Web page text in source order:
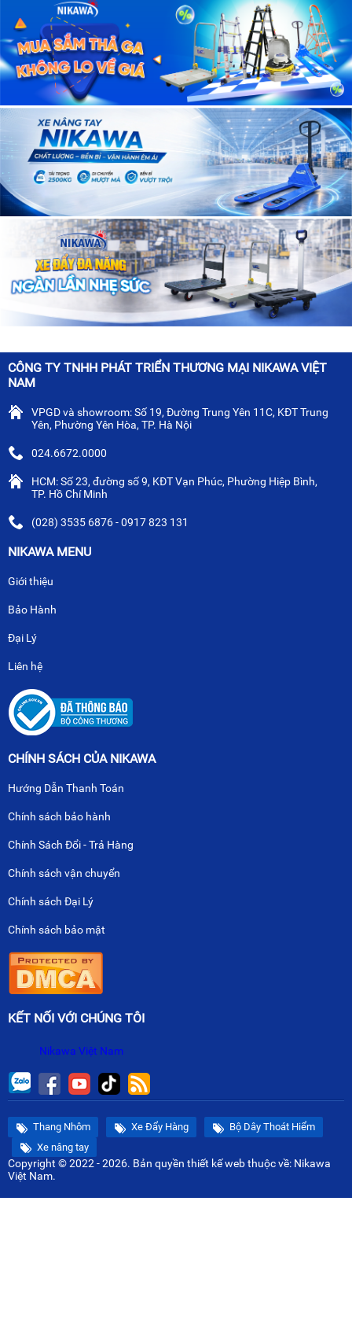
CÔNG TY TNHH PHÁT TRIỂN THƯƠNG MẠI NIKAWA VIỆT
NAM
VPGD và showroom: Số 19, Đường Trung Yên 11C, KĐT Trung
Yên, Phường Yên Hòa, TP. Hà Nội
024.6672.0000
HCM: Số 23, đường số 9, KĐT Vạn Phúc, Phường Hiệp Bình,
TP. Hồ Chí Minh
(028) 3535 6876 - 0917 823 131
NIKAWA MENU
Giới thiệu
Bảo Hành
Đại Lý
Liên hệ
CHÍNH SÁCH CỦA NIKAWA
Hướng Dẫn Thanh Toán
Chính sách bảo hành
Chính Sách Đổi - Trả Hàng
Chính sách vận chuyển
Chính sách Đại Lý
Chính sách bảo mật
KẾT NỐI VỚI CHÚNG TÔI
Nikawa Việt Nam
Thang Nhôm Xe Đẩy Hàng
Bộ Dây Thoát Hiểm
Xe nâng tay
Copyright © 2022 - 2026. Bản quyền thiết kế webthuộc về: Nikawa
Việt Nam.